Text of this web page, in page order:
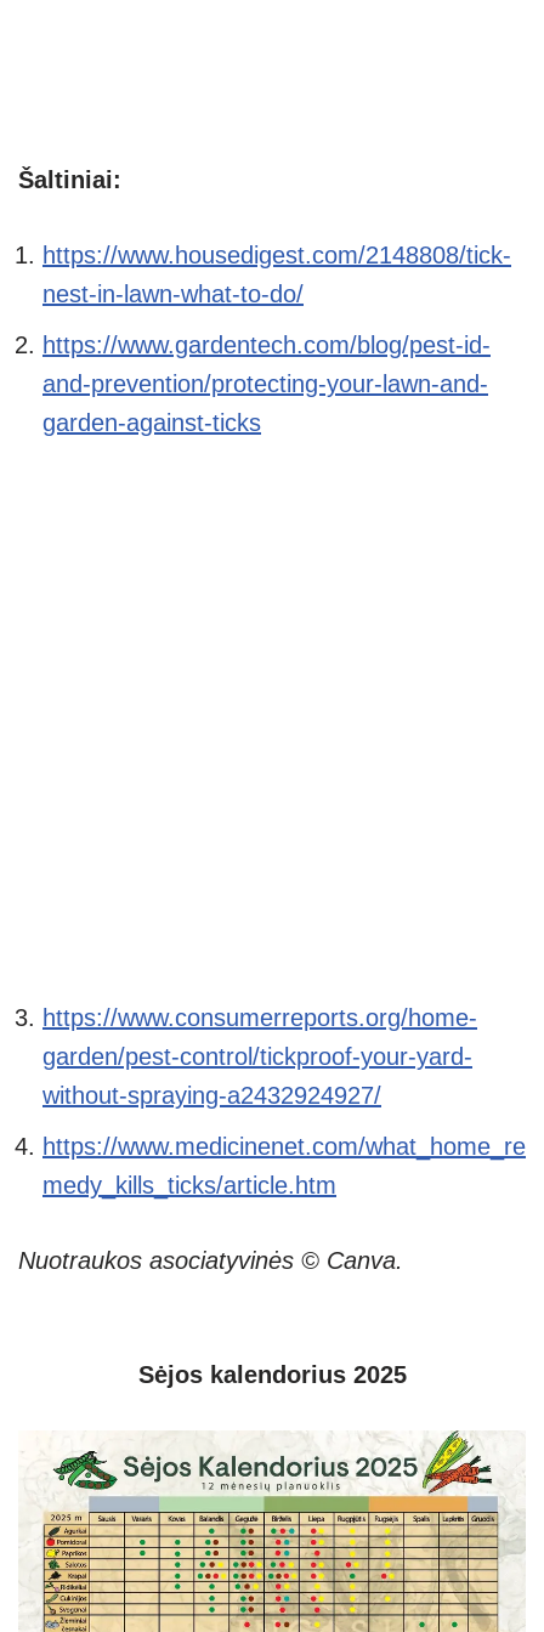
Šaltiniai:
https://www.housedigest.com/2148808/tick-
nest-in-lawn-what-to-do/
https://www.gardentech.com/blog/pest-id-
and-prevention/protecting-your-lawn-and-
garden-against-ticks
https://www.consumerreports.org/home-
garden/pest-control/tickproof-your-yard-
without-spraying-a2432924927/
https://www.medicinenet.com/what_home_re
medy_kills_ticks/article.htm
Nuotraukos asociatyvinės © Canva.
Sėjos kalendorius 2025